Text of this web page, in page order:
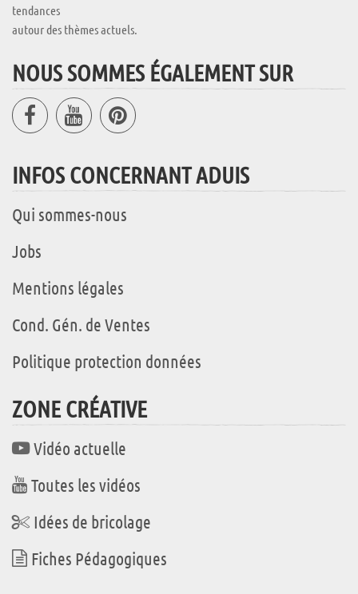
tendances
autour des thèmes actuels.
NOUS SOMMES ÉGALEMENT SUR
INFOS CONCERNANT ADUIS
Qui sommes-nous
Jobs
Mentions légales
Cond. Gén. de Ventes
Politique protection données
ZONE CRÉATIVE
Vidéo actuelle
Toutes les vidéos
Idées de bricolage
Fiches Pédagogiques